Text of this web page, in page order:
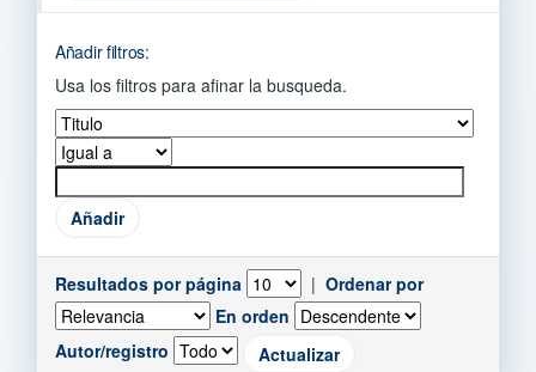
Añadir filtros:
Usa los filtros para afinar la busqueda.
Resultados por página | Ordenar por
En orden
Autor/registro